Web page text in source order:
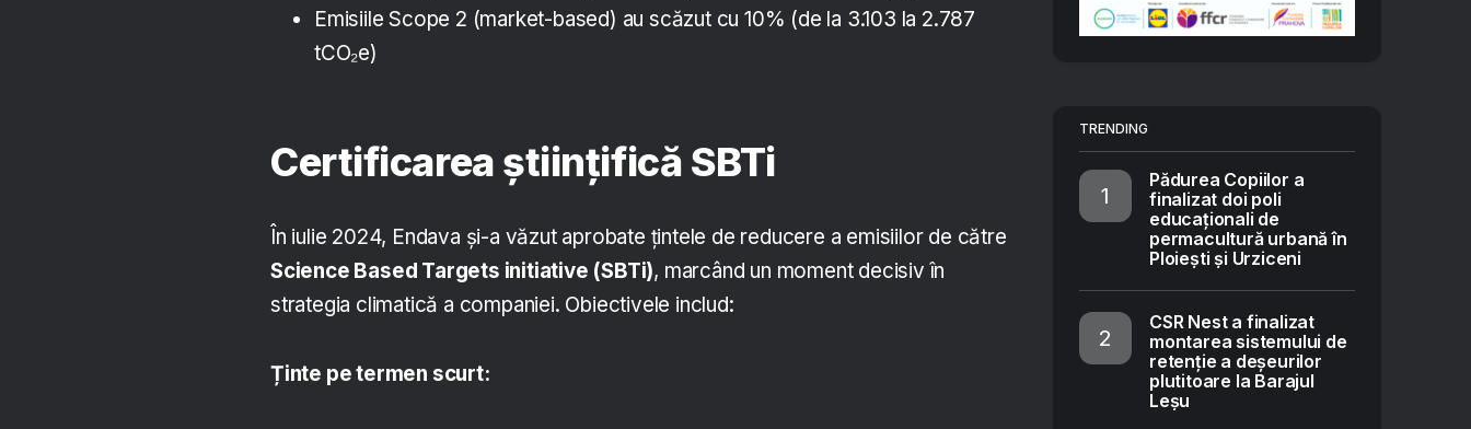
Emisiile Scope 2 (market-based) au scăzut cu 10% (de la 3.103 la 2.787
tCO₂e)
Certificarea științifică SBTi
În iulie 2024, Endava și-a văzut aprobate țintele de reducere a emisiilor de către
Science Based Targets initiative (SBTi), marcând un moment decisiv în
strategia climatică a companiei. Obiectivele includ:
Ținte pe termen scurt:
TRENDING
Pădurea Copiilor a
finalizat doi poli
educaționali de
permacultură urbană în
Ploiești și Urziceni
CSR Nest a finalizat
montarea sistemului de
retenție a deșeurilor
plutitoare la Barajul
Leșu